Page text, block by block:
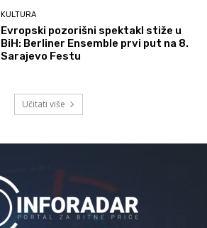
KULTURA
Evropski pozorišni spektakl stiže u
BiH: Berliner Ensemble prvi put na 8.
Sarajevo Festu
Učitati više